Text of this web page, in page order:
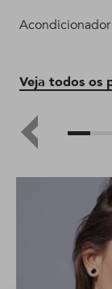
Veja todos os